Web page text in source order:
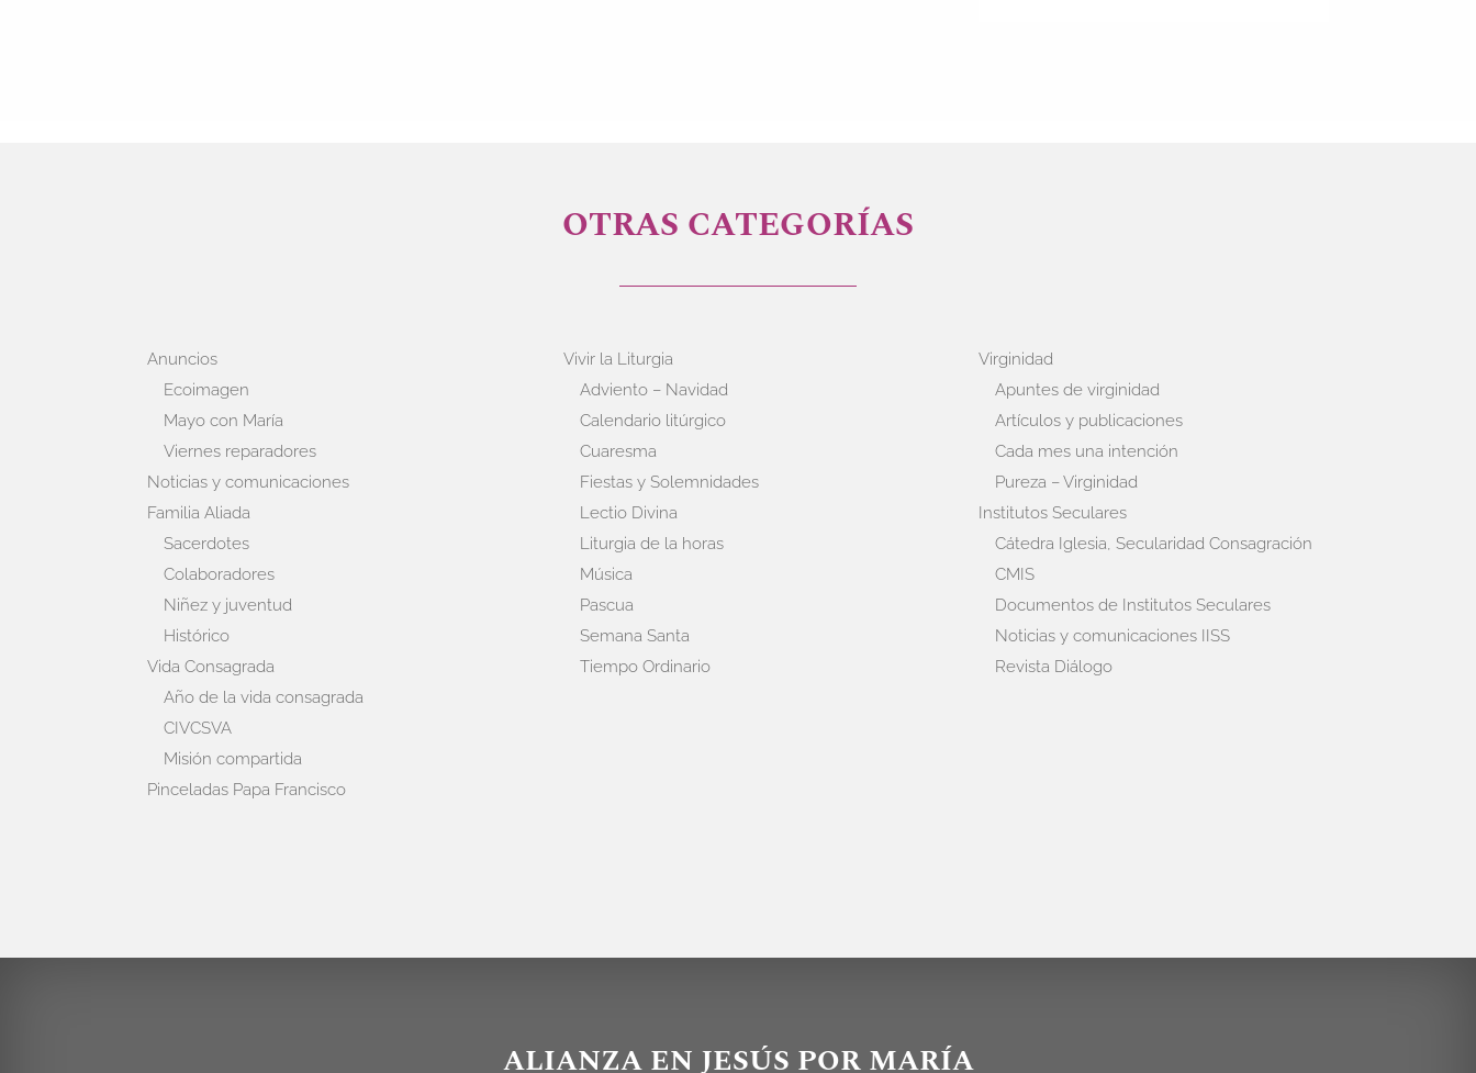
OTRAS CATEGORÍAS
Anuncios
Ecoimagen
Mayo con María
Viernes reparadores
Noticias y comunicaciones
Familia Aliada
Sacerdotes
Colaboradores
Niñez y juventud
Histórico
Vida Consagrada
Año de la vida consagrada
CIVCSVA
Misión compartida
Pinceladas Papa Francisco
Vivir la Liturgia
Adviento – Navidad
Calendario litúrgico
Cuaresma
Fiestas y Solemnidades
Lectio Divina
Liturgia de la horas
Música
Pascua
Semana Santa
Tiempo Ordinario
Virginidad
Apuntes de virginidad
Artículos y publicaciones
Cada mes una intención
Pureza – Virginidad
Institutos Seculares
Cátedra Iglesia, Secularidad Consagración
CMIS
Documentos de Institutos Seculares
Noticias y comunicaciones IISS
Revista Diálogo
ALIANZA EN JESÚS POR MARÍA